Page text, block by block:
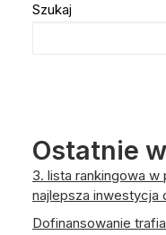
Szukaj
Ostatnie
3. lista rankingowa
najlepsza inwestycja
Dofinansowanie